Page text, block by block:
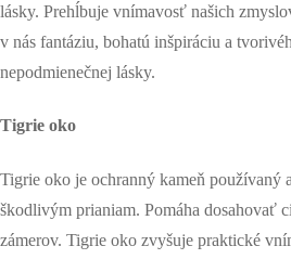
lásky. Prehĺbuje vnímavosť našich
v nás fantáziu, bohatú inšpiráciu a
nepodmienečnej lásky.
Tigrie oko
Tigrie oko je ochranný kameň používaný
škodlivým prianiam. Pomáha dosahovať
zámerov. Tigrie oko zvyšuje praktické